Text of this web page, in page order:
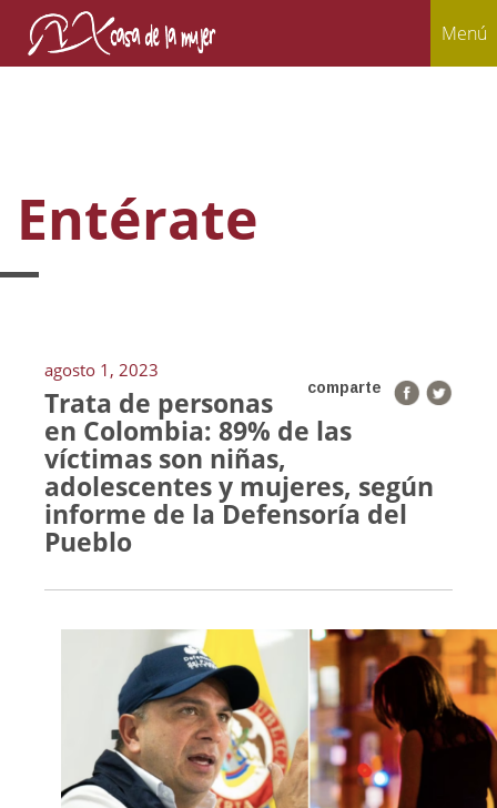
Menú
Entérate
agosto 1, 2023
comparte
Trata de personas
en Colombia: 89% de las
víctimas son niñas,
adolescentes y mujeres, según
informe de la Defensoría del
Pueblo